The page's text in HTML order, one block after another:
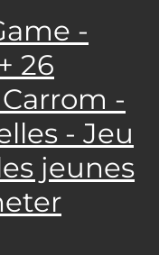
-
26
-
- Jeu
jeunes